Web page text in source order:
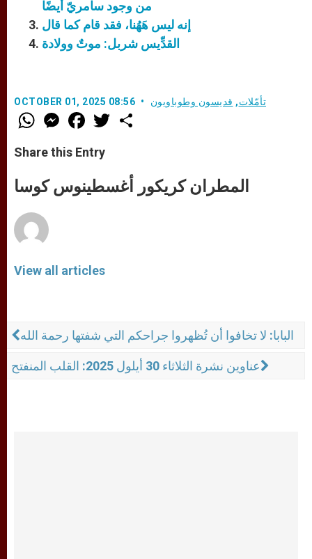
من وجود سامريّ أيضًا
إنه ليس هَهُنا، فقد قام كما قال
القدِّيس شربل: موتٌ وولادة
OCTOBER 01, 2025 08:56 تأمّلات, قديسون وطوباويون
W
h
t
s
p
p
M
e
s
e
e
F
a
e
b
o
k
T
w
r
Share this Entry
المطران كريكور أغسطينوس كوسا
View all articles
البابا: لا تخافوا أن تُظهروا جراحكم التي شفتها رحمة الله
عناوين نشرة الثلاثاء 30 أيلول 2025: القلب المنفتح